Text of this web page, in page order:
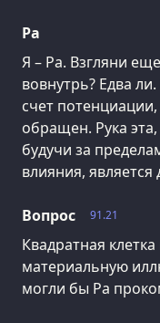
Ра
Я – Ра. Взгляни
вовнутрь? Едва
счет
обращен. Рука эта,
будучи за
влияния,
91.21
Вопрос
Квадратная
материальную
могли бы Ра